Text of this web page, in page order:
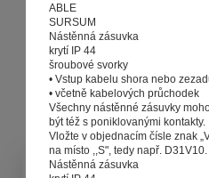
ABLE
SURSUM
Nástěnná zásuvka
krytí IP 44
šroubové svorky
• Vstup kabelu shora nebo
• včetně kabelových průchodek
Všechny nástěnné zásuvky
být též s poniklovanými kontakty.
Vložte v objednacím čísle znak
na místo ,,S", tedy např. D31V10.
Nástěnná zásuvka